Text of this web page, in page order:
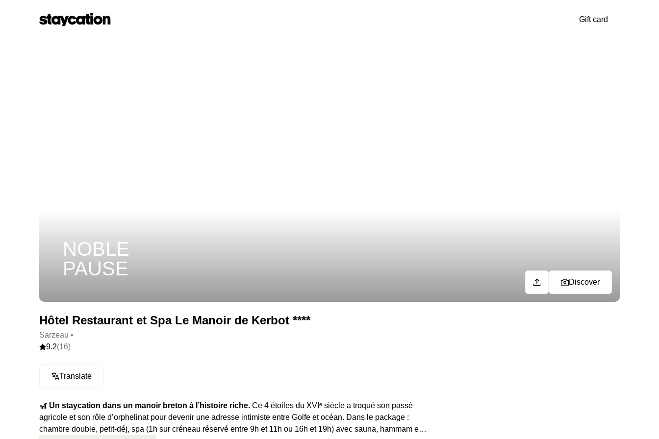
Gift card
NOBLE
PAUSE
Discover
Hôtel Restaurant et Spa Le Manoir de Kerbot ****
Sarzeau •
9.2(16)
Translate
🎢 Un staycation dans un manoir breton à l’histoire riche. Ce 4 étoiles du XVIᵉ siècle a troqué son passé
agricole et son rôle d’orphelinat pour devenir une adresse intimiste entre Golfe et océan. Dans le package :
chambre double, petit-déj, spa (1h sur créneau réservé entre 9h et 11h ou 16h et 19h) avec sauna, hammam et